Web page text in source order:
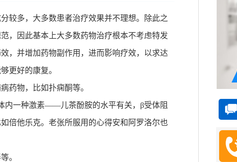
较多，大多数患者治疗效果并不理想。除此之
，因此基本上大多数药物治疗根本不考虑特发
，并增加药物副作用，进而影响疗效，以求达
更好的康复。
药物，比如扑痫酮等。
内一种激素——儿茶酚胺的水平有关，β受体阻
倍他乐克。老张所服用的心得安和阿罗洛尔也
。